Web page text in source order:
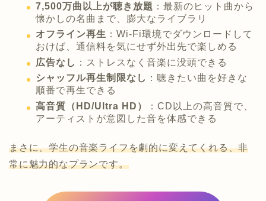
7,500万曲以上が聴き放題 ：最新のヒット曲から
懐かしの名曲まで、膨大なライブラリ
オフライン再生 ：Wi-Fi環境でダウンロードして
おけば、通信料を気にせず外出先で楽しめる
広告なし ：ストレスなく音楽に没頭できる
シャッフル再生制限なし ：聴きたい曲を好きな
順番で再生できる
高音質（HD/Ultra HD）
：CD以上の高音質で、
アーティストが意図した音を体感できる
まさに、学生の音楽ライフを劇的に変えてくれる、非
常に魅力的なプランです。